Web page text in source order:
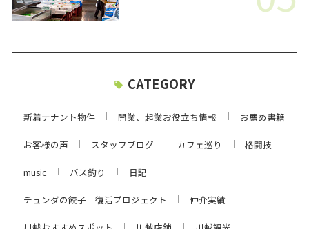
CATEGORY
新着テナント物件 開業、起業お役立ち情報 お薦め書籍
お客様の声 スタッフブログ カフェ巡り 格闘技
music バス釣り 日記
チュンダの餃子 復活プロジェクト 仲介実績